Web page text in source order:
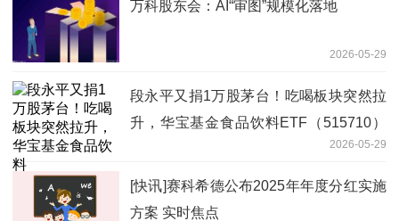
万科股东会：AI“审图”规模化落地
2026-05-29
段永平又捐1万股茅台！吃喝板块突然拉
升，华宝基金食品饮料ETF（515710）
2026-05-29
[快讯]赛科希德公布2025年年度分红实施
方案 实时焦点